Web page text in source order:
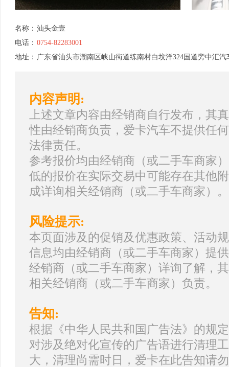
名称： 汕头金壹
电话： 0754-82283001
地址： 广东省汕头市潮南区峡山街道练南村白坟洋324国道旁中汇
内容声明:
上述文章内容由经销商自行发布，其
性由经销商负责，爱卡汽车不提供任
法律责任。
参考报价均由经销商（或二手车商家
低的报价在实际交易中可能存在其他
成详询相关经销商（或二手车商家）。
风险提示:
本页面涉及的促销及优惠政策、活动
信息均由经销商（或二手车商家）提
经销商（或二手车商家）详询了解，
相关经销商（或二手车商家）负责。
告知:
根据《中华人民共和国广告法》的规
对涉及绝对化宣传的广告语进行清理
大，清理尚需时日，爱卡在此告知请